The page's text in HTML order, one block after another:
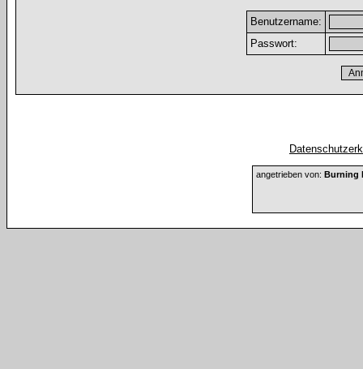
Benutzername:
Passwort:
angetrieben von: Burning